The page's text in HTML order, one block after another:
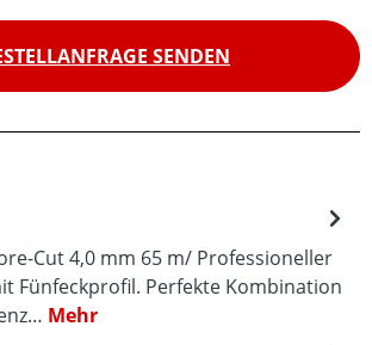
SENDEN
Cut 4,0 mm 65 m/ Professioneller
Fünfeckprofil. Perfekte Kombination
Mehr